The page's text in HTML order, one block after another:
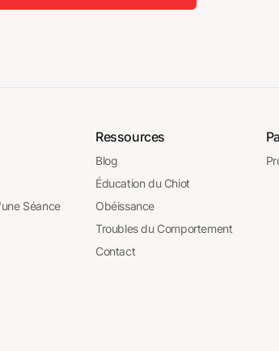
Séance
Ressources
Blog
Éducation du Chiot
Obéissance
Troubles du Comportement
Contact